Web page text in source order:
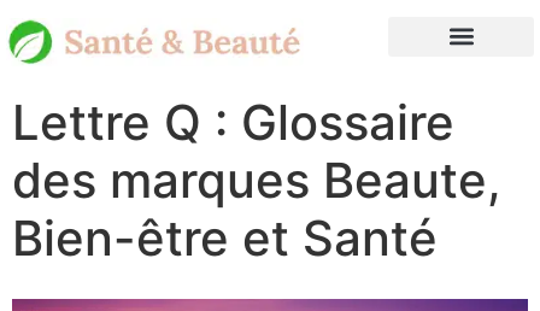
Lettre Q : Glossaire
des marques Beaute,
Bien-être et Santé